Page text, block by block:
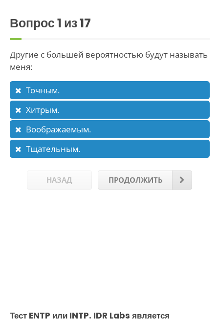
Вопрос1 из 17
Другие с большей вероятностью будут называть
меня:
Точным.
Хитрым.
Воображаемым.
Тщательным.
НАЗАД ПРОДОЛЖИТЬ
Тест ENTP или INTP. IDR Labs является